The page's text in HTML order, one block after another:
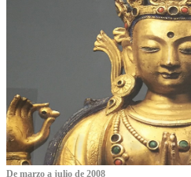
De marzo a julio de 2008